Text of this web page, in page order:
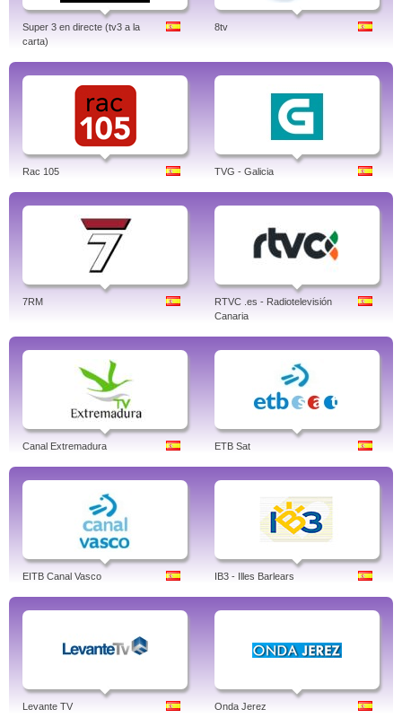
Super 3 en directe (tv3 a la
carta)
8tv
Rac 105 TVG - Galicia
7RM
RTVC .es - Radiotelevisión
Canaria
Canal Extremadura ETB Sat
EITB Canal Vasco IB3 - Illes Barlears
Levante TV Onda Jerez